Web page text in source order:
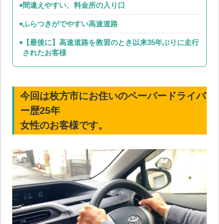
間違えやすい、料金所の入り口
ふらつきがでやすい高速道路
【最後に】高速道路を教習のとき以来35年ぶりに走行
されたお客様
今回は枚方市にお住いのペーパードライバ
ー歴25年
女性のお客様です。